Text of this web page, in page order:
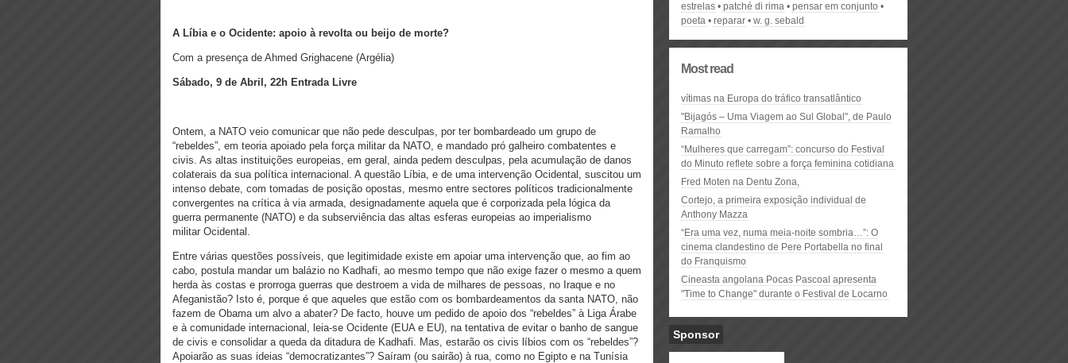
A Líbia e o Ocidente: apoio à revolta ou beijo de morte?
Com a presença de Ahmed Grighacene (Argélia)
Sábado, 9 de Abril, 22h Entrada Livre
Ontem, a NATO veio comunicar que não pede desculpas, por ter bombardeado um grupo de
“rebeldes”, em teoria apoiado pela força militar da NATO, e mandado pró galheiro combatentes e
civis. As altas instituições europeias, em geral, ainda pedem desculpas, pela acumulação de danos
colaterais da sua política internacional. A questão Líbia, e de uma intervenção Ocidental, suscitou um
intenso debate, com tomadas de posição opostas, mesmo entre sectores políticos tradicionalmente
convergentes na crítica à via armada, designadamente aquela que é corporizada pela lógica da
guerra permanente (NATO) e da subserviência das altas esferas europeias ao imperialismo
militar Ocidental.
Entre várias questões possíveis, que legitimidade existe em apoiar uma intervenção que, ao fim ao
cabo, postula mandar um balázio no Kadhafi, ao mesmo tempo que não exige fazer o mesmo a quem
herda às costas e prorroga guerras que destroem a vida de milhares de pessoas, no Iraque e no
Afeganistão? Isto é, porque é que aqueles que estão com os bombardeamentos da santa NATO, não
fazem de Obama um alvo a abater? De facto, houve um pedido de apoio dos “rebeldes” à Liga Árabe
e à comunidade internacional, leia-se Ocidente (EUA e EU), na tentativa de evitar o banho de sangue
de civis e consolidar a queda da ditadura de Kadhafi. Mas, estarão os civis líbios com os “rebeldes”?
Apoiarão as suas ideias “democratizantes”? Saíram (ou sairão) à rua, como no Egipto e na Tunísia
estrelas
patché di rima
pensar em conjunto
poeta
reparar w. g. sebald
Most read
vítimas na Europa do tráfico transatlântico
"Bijagós – Uma Viagem ao Sul Global", de Paulo
Ramalho
“Mulheres que carregam”: concurso do Festival
do Minuto reflete sobre a força feminina cotidiana
Fred Moten na Dentu Zona,
Cortejo, a primeira exposição individual de
Anthony Mazza
“Era uma vez, numa meia-noite sombria…”: O
cinema clandestino de Pere Portabella no final
do Franquismo
Cineasta angolana Pocas Pascoal apresenta
"Time to Change" durante o Festival de Locarno
Sponsor